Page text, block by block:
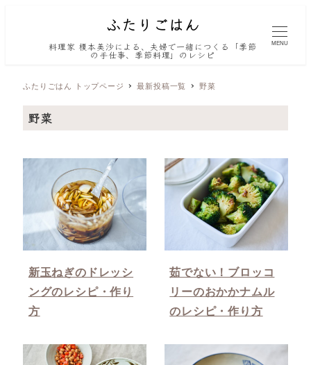
料理家 榎本美沙による、夫婦で一緒につくる「季節
の手仕事、季節料理」のレシピ
MENU
ふたりごはん トップページ 最新投稿一覧 野菜
野菜
新玉ねぎのドレッシ
ングのレシピ・作り
方
茹でない！ブロッコ
リーのおかかナムル
のレシピ・作り方